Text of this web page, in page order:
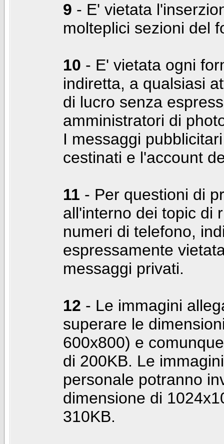
9 - E' vietata
molteplici sezioni del
10 - E' vietata ogni
indiretta, a qualsiasi
di lucro senza
amministratori di
I messaggi
cestinati e l'account
11 - Per questioni di
all'interno dei topic di
numeri di telefono,
espressamente
messaggi privati.
12 - Le immagini
superare le
600x800) e
di 200KB. Le
personale potranno
dimensione di
310KB.